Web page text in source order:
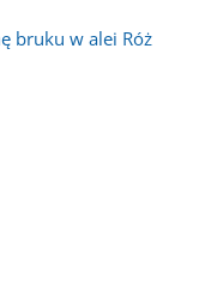
bruku w alei Róż